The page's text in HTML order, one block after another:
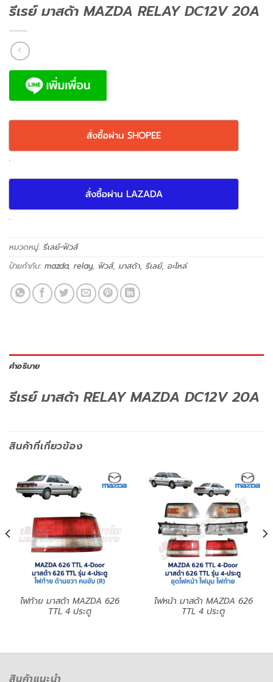
รีเรย์ มาสด้า MAZDA RELAY DC12V 20A
สั่งซื้อผ่าน SHOPEE
.
สั่งซื้อผ่าน LAZADA
.
หมวดหมู่: รีเลย์-ฟิวส์
ป้ายกำกับ: mazda, relay, ฟิวส์, มาสด้า, รีเลย์, อะไหล่
คำอธิบาย
รีเรย์ มาสด้า RELAY MAZDA DC12V 20A
สินค้าที่เกี่ยวข้อง
ไฟท้าย มาสด้า MAZDA 626
TTL 4 ประตู
ไฟหน้า มาสด้า MAZDA 626
TTL 4 ประตู
สินค้าแนะนำ